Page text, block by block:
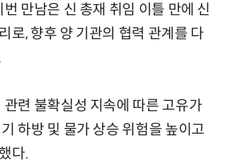
만남은 신 총재 취임 이틀 만에 신
로, 향후 양 기관의 협력 관계를 다
관련 불확실성 지속에 따른 고유가
하방 및 물가 상승 위험을 높이고
다.